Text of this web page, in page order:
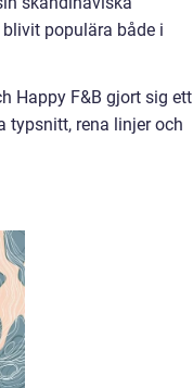
populära både i
Happy F&B gjort sig ett
typsnitt, rena linjer och